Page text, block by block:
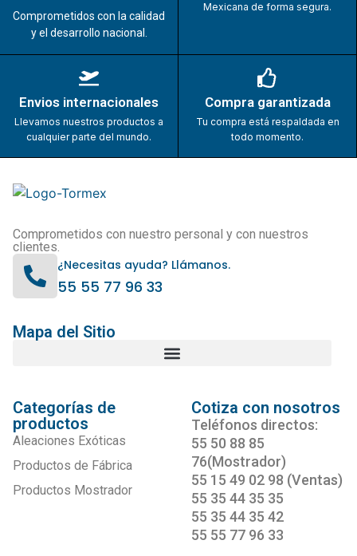
Comprometidos con la calidad
y el desarrollo nacional.
Mexicana de forma segura.
Envios internacionales
Llevamos nuestros productos a
cualquier parte del mundo.
Compra garantizada
Tu compra está respaldada en
todo momento.
Comprometidos con nuestro personal y con nuestros
clientes.
¿Necesitas ayuda? Llámanos.
55 55 77 96 33
Mapa del Sitio
Categorías de
productos
Aleaciones Exóticas
Productos de Fábrica
Productos Mostrador
Cotiza con nosotros
Teléfonos directos:
55 50 88 85
76(Mostrador)
55 15 49 02 98 (Ventas)
55 35 44 35 35
55 35 44 35 42
55 55 77 96 33